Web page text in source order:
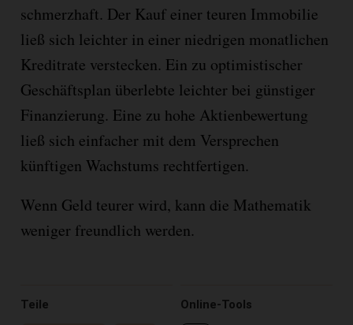
schmerzhaft. Der Kauf einer teuren Immobilie
ließ sich leichter in einer niedrigen monatlichen
Kreditrate verstecken. Ein zu optimistischer
Geschäftsplan überlebte leichter bei günstiger
Finanzierung. Eine zu hohe Aktienbewertung
ließ sich einfacher mit dem Versprechen
künftigen Wachstums rechtfertigen.
Wenn Geld teurer wird, kann die Mathematik
weniger freundlich werden.
Online-Tools
Teile